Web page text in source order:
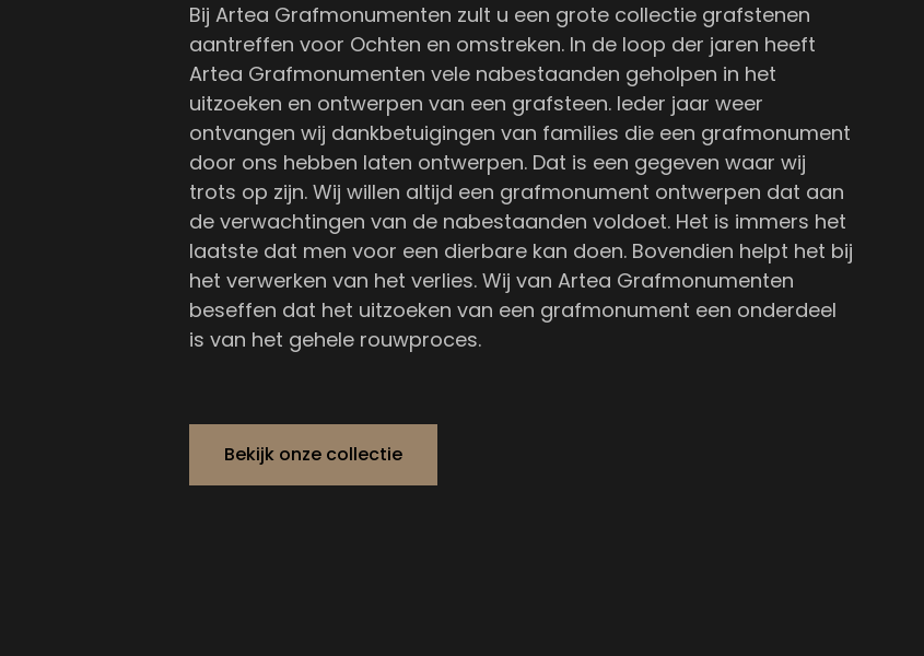
Bij Artea Grafmonumenten zult u een grote collectie grafstenen
aantreffen voor Ochten en omstreken. In de loop der jaren heeft
Artea Grafmonumenten vele nabestaanden geholpen in het
uitzoeken en ontwerpen van een grafsteen. Ieder jaar weer
ontvangen wij dankbetuigingen van families die een grafmonument
door ons hebben laten ontwerpen. Dat is een gegeven waar wij
trots op zijn. Wij willen altijd een grafmonument ontwerpen dat aan
de verwachtingen van de nabestaanden voldoet. Het is immers het
laatste dat men voor een dierbare kan doen. Bovendien helpt het bij
het verwerken van het verlies. Wij van Artea Grafmonumenten
beseffen dat het uitzoeken van een grafmonument een onderdeel
is van het gehele rouwproces.
Bekijk onze collectie